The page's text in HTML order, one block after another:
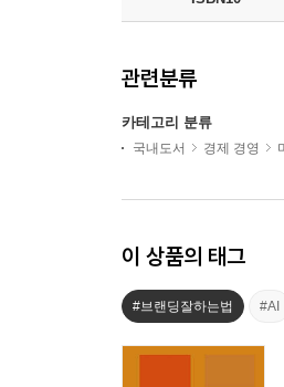
관련분류
카테고리 분류
국내도서 경제 경영
이 상품의 태그
#브랜딩잘하는법 #AI